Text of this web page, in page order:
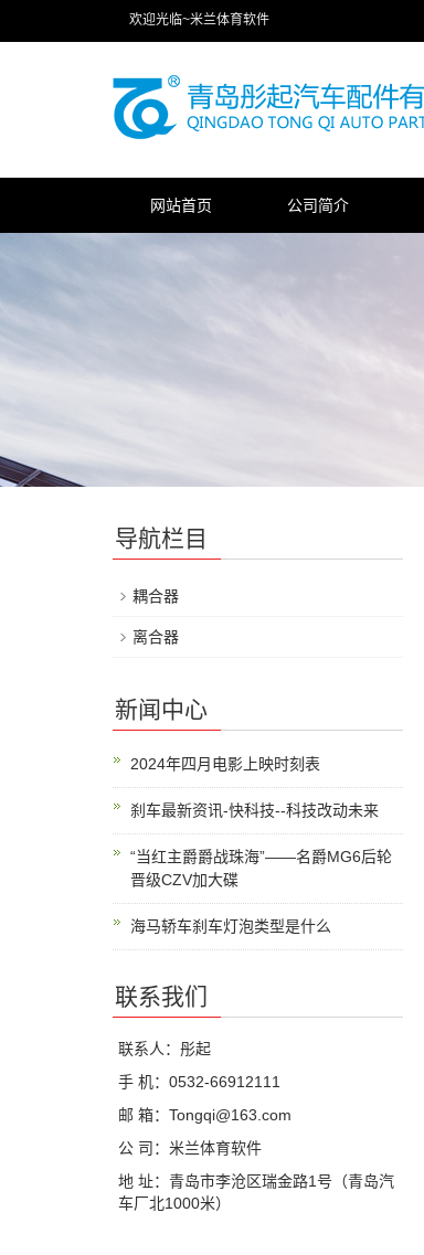
欢迎光临~米兰体育软件
网站首页 公司简介
导航栏目
耦合器
离合器
新闻中心
2024年四月电影上映时刻表
刹车最新资讯-快科技--科技改动未来
“当红主爵爵战珠海”——名爵MG6后轮
晋级CZV加大碟
海马轿车刹车灯泡类型是什么
联系我们
联系人：彤起
手 机：0532-66912111
邮 箱：Tongqi@163.com
公 司：米兰体育软件
地 址：青岛市李沧区瑞金路1号（青岛汽
车厂北1000米）